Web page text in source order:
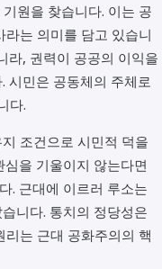
기원을 찾습니다. 이는 공
는 의미를 담고 있습니
라, 권력이 공공의 이익을
시민은 공동체의 주체로
다.
조건으로 시민적 덕을
을 기울이지 않는다면
. 근대에 이르러 루소는
니다. 통치의 정당성은
는 근대 공화주의의 핵